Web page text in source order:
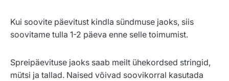
Kui soovite päevitust kindla sündmuse jaoks, siis
soovitame tulla 1-2 päeva enne selle toimumist.
Spreipäevituse jaoks saab meilt ühekordsed stringid,
mütsi ja tallad. Naised võivad soovikorral kasutada